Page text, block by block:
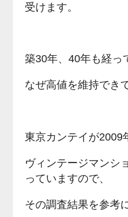
受けます。
築30年、40年も経っ
なぜ高値を維持でき
東京カンテイが2009
ヴィンテージマンシ
っていますので、
その調査結果を参考